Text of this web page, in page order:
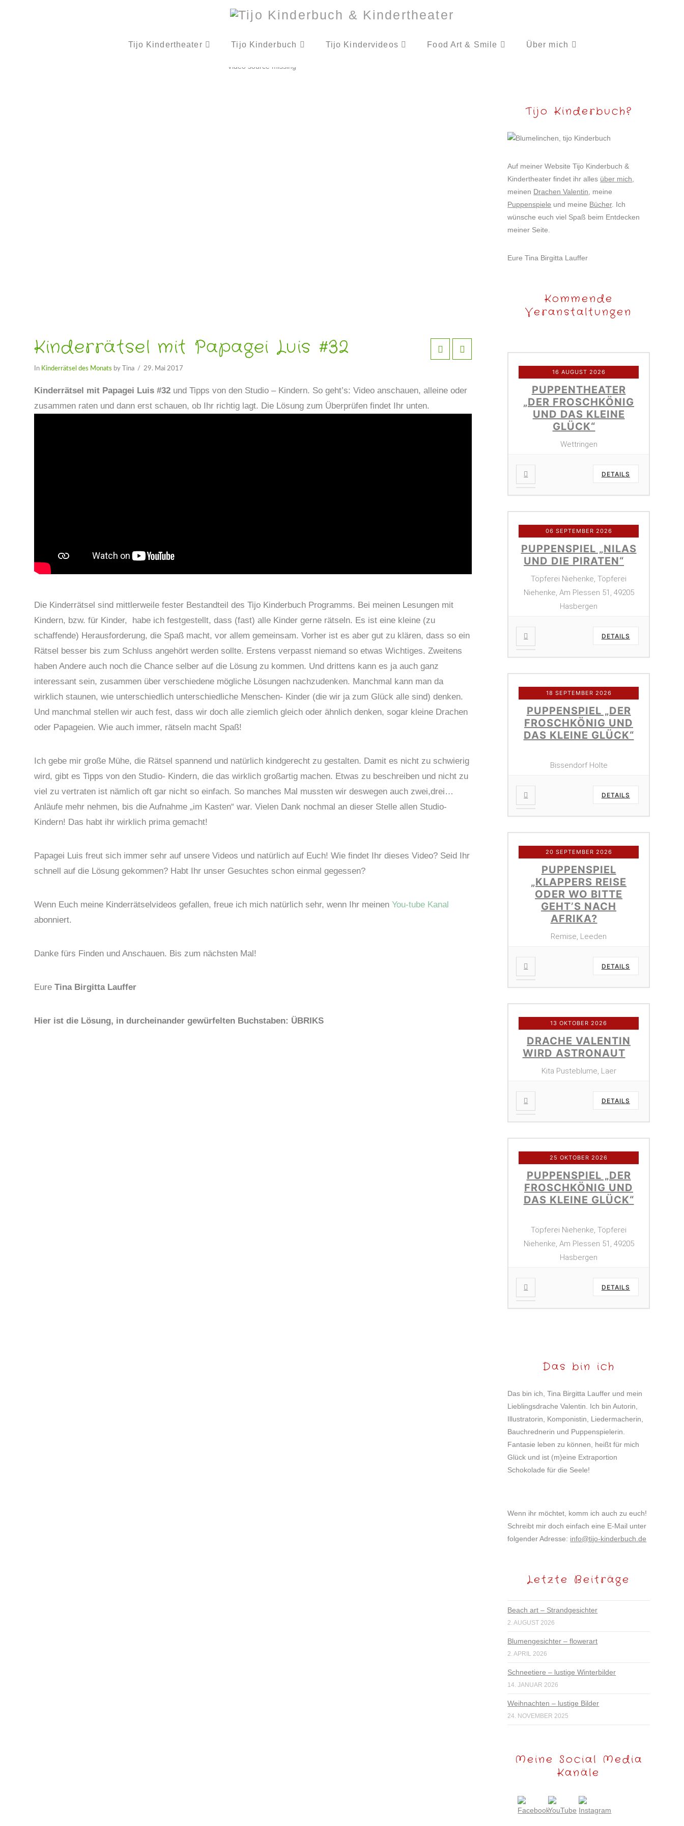
Tijo Kindertheater Tijo Kinderbuch Tijo Kindervideos Food Art & Smile Über mich
Video source missing
Kinderrätsel mit Papagei Luis #32
In Kinderrätsel des Monats by Tina 29. Mai 2017
Kinderrätsel mit Papagei Luis #32 und Tipps von den Studio – Kindern. So geht’s: Video anschauen, alleine oder
zusammen raten und dann erst schauen, ob Ihr richtig lagt. Die Lösung zum Überprüfen findet Ihr unten.
Die Kinderrätsel sind mittlerweile fester Bestandteil desTijo Kinderbuch Programms. Bei meinen Lesungen mit
Kindern, bzw. für Kinder, habe ich festgestellt, dass (fast) alle Kinder gerne rätseln. Es ist eine kleine (zu
schaffende) Herausforderung, die Spaß macht, vor allem gemeinsam. Vorher ist es aber gut zu klären, dass so ein
Rätsel besser bis zum Schluss angehört werden sollte. Erstens verpasst niemand so etwas Wichtiges. Zweitens
haben Andere auch noch die Chance selber auf die Lösung zu kommen. Und drittens kann es ja auch ganz
interessant sein, zusammen über verschiedene mögliche Lösungen nachzudenken. Manchmal kann man da
wirklich staunen, wie unterschiedlich unterschiedliche Menschen- Kinder (die wir ja zum Glück alle sind) denken.
Und manchmal stellen wir auch fest, dass wir doch alle ziemlich gleich oder ähnlich denken, sogar kleine Drachen
oder Papageien. Wie auch immer, rätseln macht Spaß!
Ich gebe mir große Mühe, die Rätsel spannend und natürlich kindgerecht zu gestalten. Damit es nicht zu schwierig
wird, gibt es Tipps von den Studio- Kindern, die das wirklich großartig machen. Etwas zu beschreiben und nicht zu
viel zu vertraten ist nämlich oft gar nicht so einfach. So manches Mal mussten wir deswegen auch zwei,drei…
Anläufe mehr nehmen, bis die Aufnahme „im Kasten“ war. Vielen Dank nochmal an dieser Stelle allen Studio-
Kindern! Das habt ihr wirklich prima gemacht!
Papagei Luis freut sich immer sehr auf unsere Videos und natürlich auf Euch! Wie findet Ihr dieses Video? Seid Ihr
schnell auf die Lösung gekommen? Habt Ihr unser Gesuchtes schon einmal gegessen?
Wenn Euch meine Kinderrätselvideos gefallen, freue ich mich natürlich sehr, wenn Ihr meinenYou-tube Kanal
abonniert.
Danke fürs Finden und Anschauen. Bis zum nächsten Mal!
EureTina Birgitta Lauffer
Hier ist die Lösung, in durcheinander gewürfelten Buchstaben: ÜBRIKS
Tijo Kinderbuch?
Auf meiner Website Tijo Kinderbuch &
Kindertheater findet ihr alles über mich
meinen Drachen Valentin , meine
Puppenspiele und meine Bücher. Ich
wünsche euch viel Spaß beim Entdecken
meiner Seite.
Eure Tina Birgitta Lauffer
Kommende
Veranstaltungen
16 AUGUST 2026
PUPPENTHEATER
„DER FROSCHKÖNIG
UND DAS KLEINE
GLÜCK“
Wettringen
DETAILS
06 SEPTEMBER 2026
PUPPENSPIEL „NILAS
UND DIE PIRATEN“
Töpferei Niehenke, Töpferei
Niehenke, Am Plessen 51, 49205
Hasbergen
DETAILS
18 SEPTEMBER 2026
PUPPENSPIEL „DER
FROSCHKÖNIG UND
DAS KLEINE GLÜCK“
Bissendorf Holte
DETAILS
20 SEPTEMBER 2026
PUPPENSPIEL
„KLAPPERS REISE
ODER WO BITTE
GEHT’S NACH
AFRIKA?
Remise, Leeden
DETAILS
13 OKTOBER 2026
DRACHE VALENTIN
WIRD ASTRONAUT
Kita Pusteblume, Laer
DETAILS
25 OKTOBER 2026
PUPPENSPIEL „DER
FROSCHKÖNIG UND
DAS KLEINE GLÜCK“
Töpferei Niehenke, Töpferei
Niehenke, Am Plessen 51, 49205
Hasbergen
DETAILS
Das bin ich
Das bin ich, Tina Birgitta Lauffer und mein
Lieblingsdrache Valentin. Ich bin Autorin,
Illustratorin, Komponistin, Liedermacherin,
Bauchrednerin und Puppenspielerin.
Fantasie leben zu können, heißt für mich
Glück und ist (m)eine Extraportion
Schokolade für die Seele!
Wenn ihr möchtet, komm ich auch zu euch!
Schreibt mir doch einfach eine E-Mail unter
folgender Adresse: info@tijo-kinderbuch.de
Letzte Beiträge
Beach art – Strandgesichter
2. AUGUST 2026
Blumengesichter – flowerart
2. APRIL 2026
Schneetiere – lustige Winterbilder
14. JANUAR 2026
Weihnachten – lustige Bilder
24. NOVEMBER 2025
Meine Social Media
Kanäle